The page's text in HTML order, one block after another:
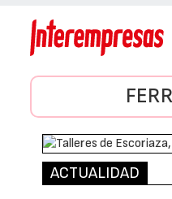
ACTUALIDAD